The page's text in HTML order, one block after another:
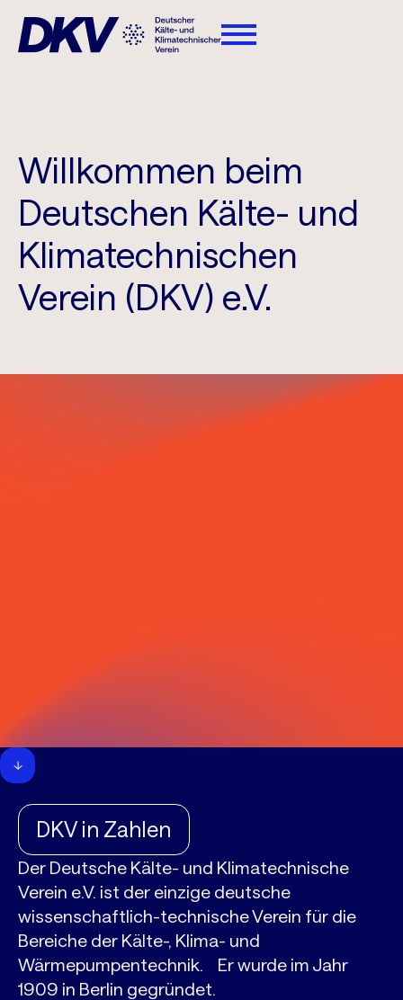
Willkommen beim
Deutschen Kälte- und
Klimatechnischen
Verein (DKV) e.V.
DKV in Zahlen
Der Deutsche Kälte- und Klimatechnische
Verein e.V. ist der einzige deutsche
wissenschaftlich-technische Verein für die
Bereiche der Kälte-, Klima- und
Wärmepumpentechnik. Er wurde im Jahr
1909 in Berlin gegründet.